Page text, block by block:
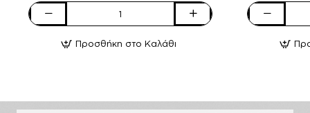
Scarpy
Πέδιλα
Προσθήκη στο Καλάθι
Scarpy
Πέδιλα